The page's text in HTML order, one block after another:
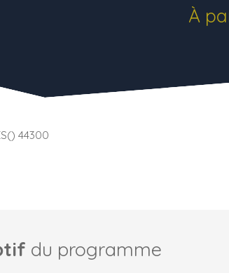
À
44300
du programme